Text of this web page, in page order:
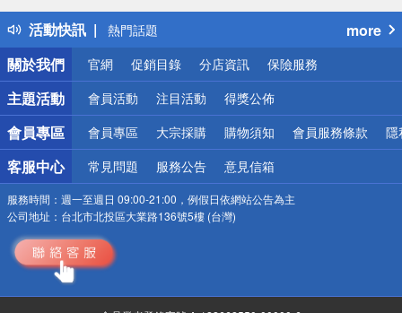
活動快訊
得獎公告
熱門話題
銀行優惠
偏遠地區配送
詐騙網頁！請小心！
more
關於我們
官網 促銷目錄 分店資訊 保險服務
主題活動 會員活動 注目活動 得獎公佈
會員專區 會員專區 大宗採購 購物須知 會員服務條款 隱
客服中心 常見問題 服務公告 意見信箱
服務時間： 週一至週日 09:00-21:00，例假日依網站公告為主
公司地址： 台北市北投區大業路136號5樓 (台灣)